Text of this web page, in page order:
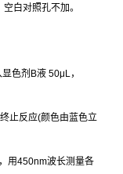
空白对照孔不加。
色剂 B液 50μL，
止反应(颜色由蓝色立
用450nm波长测量各